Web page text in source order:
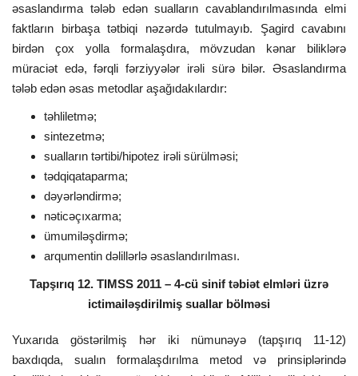
əsaslandırma tələb edən sualların cavablandırılmasında elmi
faktların birbaşa tətbiqi nəzərdə tutulmayıb. Şagird cavabını
birdən çox yolla formalaşdıra, mövzudan kənar biliklərə
müraciət edə, fərqli fərziyyələr irəli sürə bilər. Əsaslandırma
tələb edən əsas metodlar aşağıdakılardır:
təhliletmə;
sintezetmə;
sualların tərtibi/hipotez irəli sürülməsi;
tədqiqataparma;
dəyərləndirmə;
nəticəçıxarma;
ümumiləşdirmə;
arqumentin dəlillərlə əsaslandırılması.
Tapşırıq 12. TIMSS 2011 – 4-cü sinif təbiət elmləri üzrə
ictimailəşdirilmiş suallar bölməsi
Yuxarıda göstərilmiş hər iki nümunəyə (tapşırıq 11-12)
baxdıqda, sualın formalaşdırılma metod və prinsiplərində